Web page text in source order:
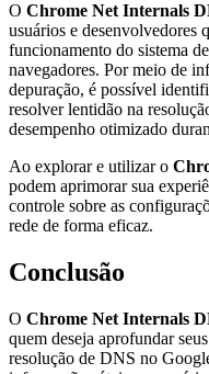
O Chrome Net Internals
usuários e desenvolvedores
funcionamento do sistema
navegadores. Por meio de
depuração, é possível
resolver lentidão na
desempenho otimizado
Ao explorar e utilizar o
podem aprimorar sua
controle sobre as
rede de forma eficaz.
Conclusão
O Chrome Net Internals
quem deseja aprofundar
resolução de DNS no